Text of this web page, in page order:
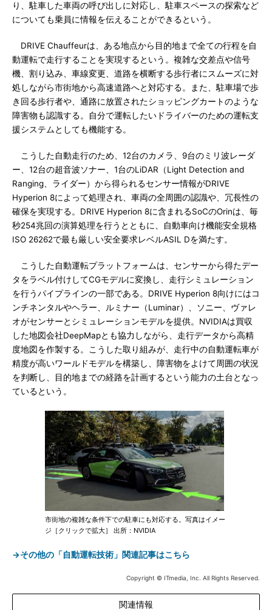
り、駐車した車両の呼び出しに対応し、駐車スペースの探索など
についても乗員に情報を伝えることができるという。
DRIVE Chauffeurは、ある地点から目的地まで全ての行程を自
動運転で走行することを実現するという。複雑な交差点や信号
機、割り込み、車線変更、道路を横断する歩行者にスムーズに対
処しながら市街地から高速道路へと対応する。また、駐車場で歩
き回る歩行者や、通路に放置されたショッピングカートのような
障害物も認識する。自分で運転したいドライバーのための運転支
援システムとしても機能する。
こうした自動走行のため、12台のカメラ、9台のミリ波レーダ
ー、12台の超音波ソナー、1台のLiDAR（Light Detection and
Ranging、ライダー）から得られるセンサー情報がDRIVE
Hyperion 8によって処理され、車両の全周囲の認識や、冗長性の
確保を実現する。DRIVE Hyperion 8に含まれるSoCのOrinは、毎
秒254兆回の演算処理を行うとともに、自動車向け機能安全規格
ISO 26262で最も厳しい安全要求レベルASIL Dを満たす。
こうした自動運転プラットフォームは、センサーから得たデー
タをラベル付けしてCGモデルに変換し、走行シミュレーション
を行うパイプラインの一部である。DRIVE Hyperion 8向けにはコ
ンチネンタルやヘラー、ルミナー（Luminar）、ソニー、ヴァレ
オがセンサーとシミュレーションモデルを提供。NVIDIAは買収
した地図会社DeepMapとも協力しながら、走行データから高精
度地図を作製する。こうした取り組みが、走行中の自動運転車が
精度が高いワールドモデルを構築し、障害物をよけて周囲の状況
を判断し、目的地までの経路を計画するという能力の土台となっ
ているという。
市街地の複雑な条件下での駐車にも対応する。写真はイメー
ジ［クリックで拡大］ 出所：NVIDIA
→その他の「自動運転技術」関連記事はこちら
Copyright © ITmedia, Inc. All Rights Reserved.
関連情報